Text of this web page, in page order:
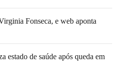
Fonseca, e web aponta
estado de saúde após queda em